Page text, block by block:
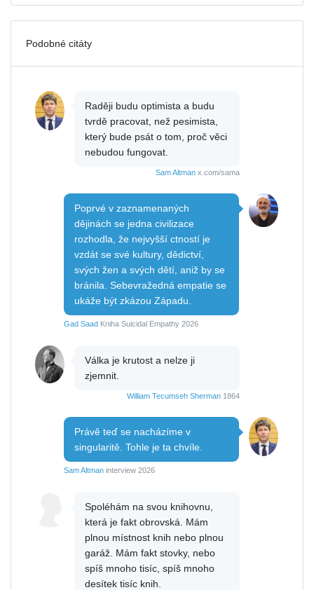
Podobné citáty
Raději budu optimista a budu
tvrdě pracovat, než pesimista,
který bude psát o tom, proč věci
nebudou fungovat.
Sam Altman x.com/sama
Poprvé v zaznamenaných
dějinách se jedna civilizace
rozhodla, že nejvyšší ctností je
vzdát se své kultury, dědictví,
svých žen a svých dětí, aniž by se
bránila. Sebevražedná empatie se
ukáže být zkázou Západu.
Gad Saad Kniha Suicidal Empathy 2026
Válka je krutost a nelze ji
zjemnit.
William Tecumseh Sherman 1864
Právě teď se nacházíme v
singularitě. Tohle je ta chvíle.
Sam Altman interview 2026
Spoléhám na svou knihovnu,
která je fakt obrovská. Mám
plnou místnost knih nebo plnou
garáž. Mám fakt stovky, nebo
spíš mnoho tisíc, spíš mnoho
desítek tisíc knih.